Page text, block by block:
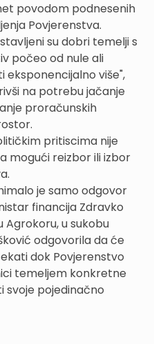
povodom podnesenih
Povjerenstva.
su dobri temelji s
počeo od nule ali
eksponencijalno više",
na potrebu jačanje
proračunskih
pritiscima nije
mogući reizbor ili izbor
je samo odgovor
financija Zdravko
Agrokoru, u sukobu
odgovorila da će
dok Povjerenstvo
temeljem konkretne
svoje pojedinačno